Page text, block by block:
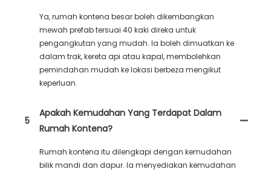
Ya, rumah kontena besar boleh dikembangkan
mewah prefab tersuai 40 kaki direka untuk
pengangkutan yang mudah. Ia boleh dimuatkan ke
dalam trak, kereta api atau kapal, membolehkan
pemindahan mudah ke lokasi berbeza mengikut
keperluan.
5
Apakah Kemudahan Yang Terdapat Dalam
Rumah Kontena?
Rumah kontena itu dilengkapi dengan kemudahan
bilik mandi dan dapur. Ia menyediakan kemudahan